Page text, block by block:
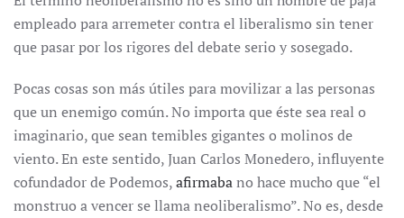
empleado para arremeter contra el liberalismo sin tener
que pasar por los rigores del debate serio y sosegado.
Pocas cosas son más útiles para movilizar a las personas
que un enemigo común. No importa que éste sea real o
imaginario, que sean temibles gigantes o molinos de
viento. En este sentido, Juan Carlos Monedero, influyente
cofundador de Podemos,afirmabano hace mucho que “el
monstruo a vencer se llama neoliberalismo”. No es, desde